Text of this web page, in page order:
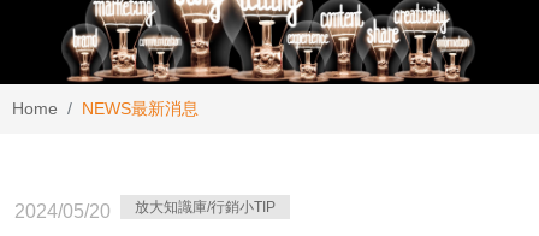
Home NEWS最新消息
2024/05/20 放大知識庫/行銷小TIP